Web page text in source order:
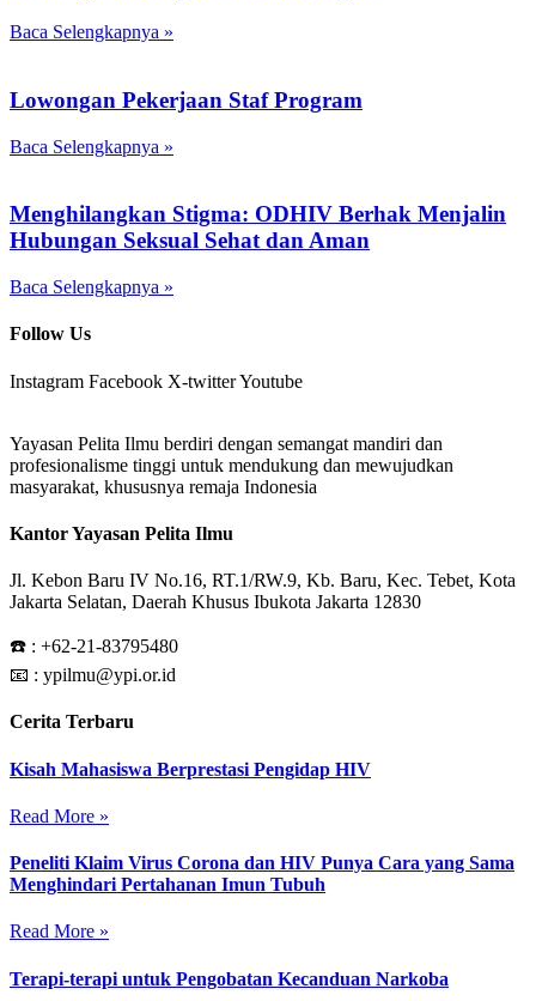
Baca Selengkapnya »
Lowongan Pekerjaan Staf Program
Baca Selengkapnya »
Menghilangkan Stigma: ODHIV Berhak Menjalin
Hubungan Seksual Sehat dan Aman
Baca Selengkapnya »
Follow Us
Instagram Facebook X-twitterYoutube
Yayasan Pelita Ilmu berdiri dengan semangat mandiri dan
profesionalisme tinggi untuk mendukung dan mewujudkan
masyarakat, khususnya remaja Indonesia
Kantor Yayasan Pelita Ilmu
Jl. Kebon Baru IV No.16, RT.1/RW.9, Kb. Baru, Kec. Tebet, Kota
Jakarta Selatan, Daerah Khusus Ibukota Jakarta 12830
☎️ : +62-21-83795480
📧 : ypilmu@ypi.or.id
Cerita Terbaru
Kisah Mahasiswa Berprestasi Pengidap HIV
Read More »
Peneliti Klaim Virus Corona dan HIV Punya Cara yang Sama
Menghindari Pertahanan Imun Tubuh
Read More »
Terapi-terapi untuk Pengobatan Kecanduan Narkoba